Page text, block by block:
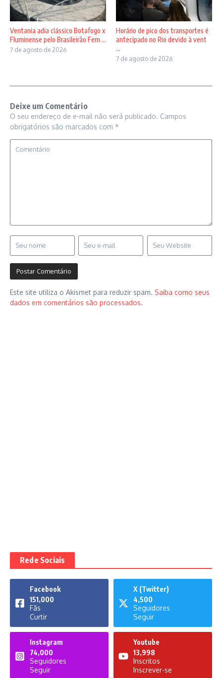
Ventania adia clássico Botafogo x
Fluminense pelo Brasileirão Fem ...
7 de agosto de 2026
Horário de pico dos transportes é
antecipado no Rio devido à vent
...
7 de agosto de 2026
Deixe um Comentário
O seu endereço de e-mail não será publicado. Campos
obrigatórios são marcados com *
Este site utiliza o Akismet para reduzir spam. Saiba como seus
dados em comentários são processados.
Rede Sociais
Facebook
151,000
Fãs
Curtir
X (Twitter)
4,500
Seguidores
Seguir
Instagram
74,000
Seguidores
Seguir
Youtube
13,998
Inscritos
Inscrever-se